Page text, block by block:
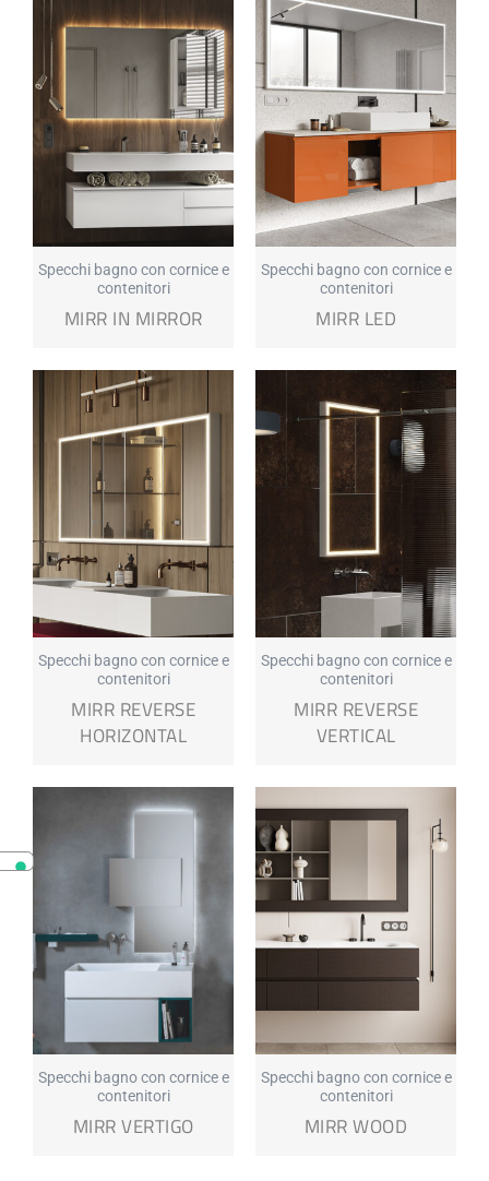
Specchi bagno con cornice e
contenitori
MIRR IN MIRROR
Specchi bagno con cornice e
contenitori
MIRR LED
Specchi bagno con cornice e
contenitori
MIRR REVERSE
HORIZONTAL
Specchi bagno con cornice e
contenitori
MIRR REVERSE
VERTICAL
Specchi bagno con cornice e
contenitori
MIRR VERTIGO
Specchi bagno con cornice e
contenitori
MIRR WOOD